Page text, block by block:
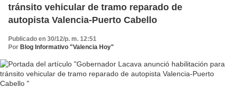
tránsito vehicular de tramo reparado de
autopista Valencia-Puerto Cabello
Publicado en 30/12/p. m. 12:51
Por Blog Informativo "Valencia Hoy"